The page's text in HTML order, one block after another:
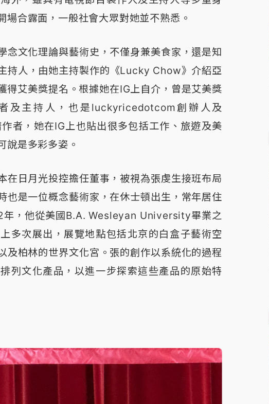
場合露面，一般社會大眾對她並不熟悉。
念文化理論與藝術史，不僅身兼美食家，還是知
持人，由她主持製作的《Lucky Chow》介紹亞
得艾美獎提名。根據她在IG上自介，曾是艾美獎
及主持人，也是luckyricedotcom創辦人及
者，她在IG上也貼出很多包括工作、旅遊及美
說是多彩多姿。
在日月光投控擔任董事，被視為張虔生接班布局
也是一位概念藝術家，在休士頓出生，常年居住
，他從美國B.A. Wesleyan University畢業之
多次展出，展覽地點包括北京的白盒子藝術空
及柏林的世界文化宮。張的創作以系統化的過程
列文化產品，以進一步探索這些產品的原始特